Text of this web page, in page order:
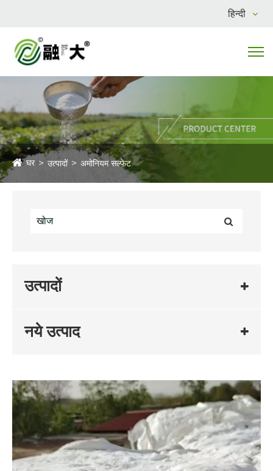
हिन्दी
घर उत्पादों अमोनियम सल्फेट
उत्पादों
नये उत्पाद